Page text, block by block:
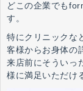
どこの企業でも
す。
特にクリニックな
客様からお身体の
来店前にそういっ
様に満足いただけ